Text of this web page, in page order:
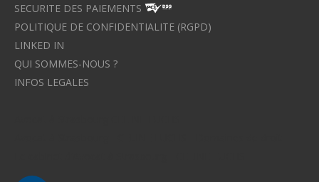
SECURITE DES PAIEMENTS
POLITIQUE DE CONFIDENTIALITE (RGPD)
LINKED IN
QUI SOMMES-NOUS ?
INFOS LEGALES